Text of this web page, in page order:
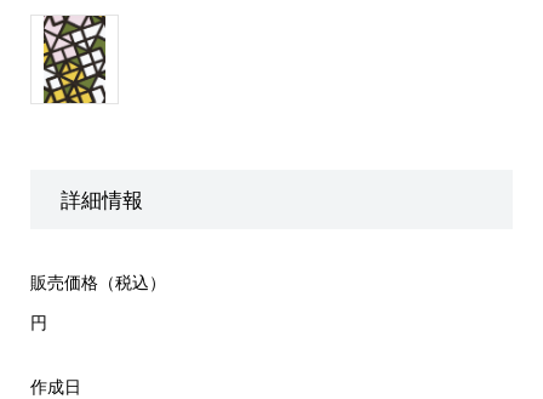
詳細情報
販売価格（税込）
円
作成日